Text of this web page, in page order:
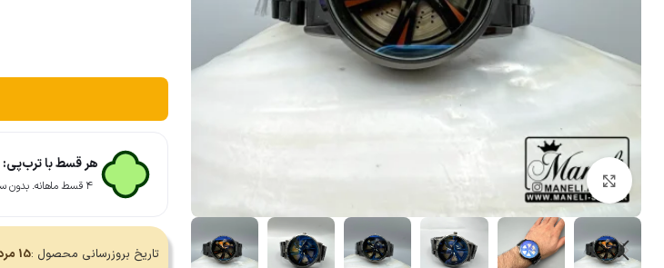
بزرگنمایی تصویر
هر قسط با ترب‌پی:
۴ قسط ماهانه. بدون سود، چک و ضامن.
15 مرداد 1405تاریخ بروزرسانی محصول :